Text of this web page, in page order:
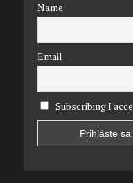
Name
Email
Subscribing I